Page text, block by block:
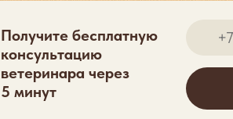
Получите бесплатную
консультацию
ветеринара через
5 минут